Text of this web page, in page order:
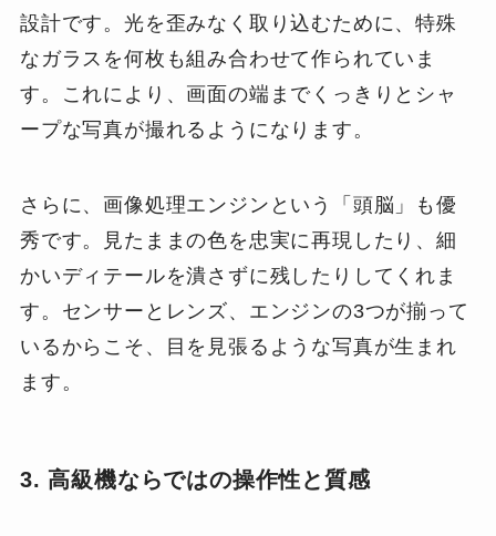
設計です。光を歪みなく取り込むために、特殊
なガラスを何枚も組み合わせて作られていま
す。これにより、画面の端までくっきりとシャ
ープな写真が撮れるようになります。
さらに、画像処理エンジンという「頭脳」も優
秀です。見たままの色を忠実に再現したり、細
かいディテールを潰さずに残したりしてくれま
す。センサーとレンズ、エンジンの3つが揃って
いるからこそ、目を見張るような写真が生まれ
ます。
3. 高級機ならではの操作性と質感